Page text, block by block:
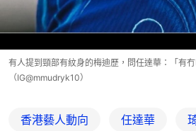
有人提到頸部有紋身的梅迪歷，問任達華：「有冇
（IG@mmudryk10）
香港藝人動向 任達華